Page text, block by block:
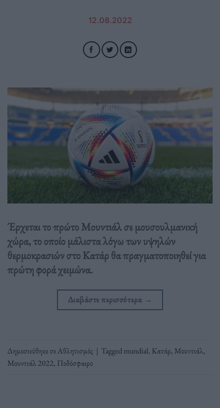
12.08.2022
Έρχεται το πρώτο Μουντιάλ σε μουσουλμανική
χώρα, το οποίο μάλιστα λόγω των υψηλών
θερμοκρασιών στο Κατάρ θα πραγματοποιηθεί για
πρώτη φορά χειμώνα.
Διαβάστε περισσότερα →
Δημοσιεύθηκε σεΑθλητισμός | Taggedmundial, Κατάρ, Μουντιάλ,
Μουντιάλ 2022, Ποδόσφαιρο